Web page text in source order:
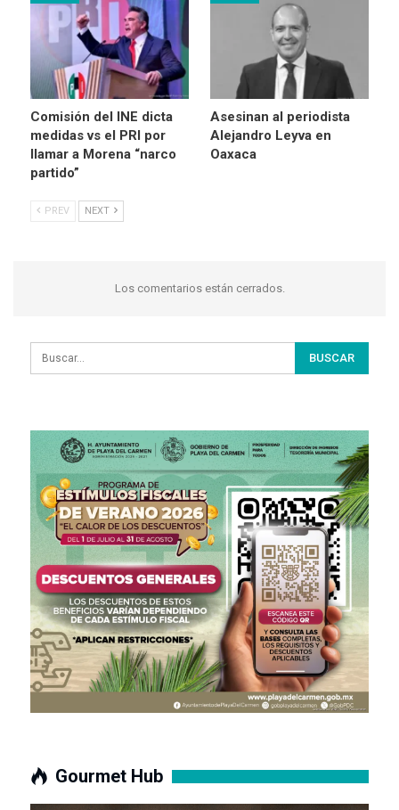
Comisión del INE dicta
medidas vs el PRI por
llamar a Morena “narco
partido”
Asesinan al periodista
Alejandro Leyva en
Oaxaca
PREV NEXT
Los comentarios están cerrados.
Gourmet Hub